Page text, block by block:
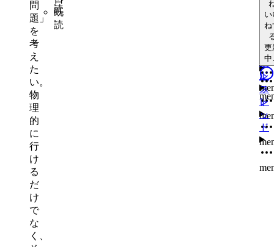
更
ス
レ
ッ
ド
ス
レ
ド
ス
レ
ッ
ド
レ
ッ
ド
既
読
い
ね
更
ス
レ
ッ
ド
読
問
題」
を
考
え
た
い。
物
理
的
に
行
け
る
だ
け
で
な
く、